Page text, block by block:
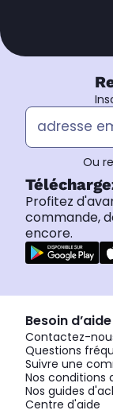
Ou
Profitez
commande,
encore.
Besoin
Contactez-
Questions
Suivre une
Nos conditions
Nos guides
Centre d'aide